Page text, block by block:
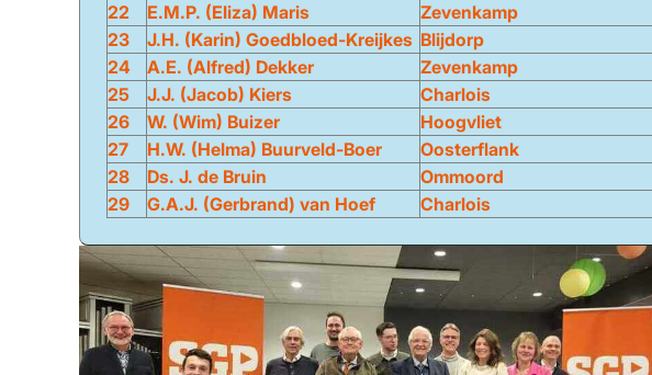
22
E.M.P. (Eliza) Maris
Zevenkamp
23
J.H. (Karin) Goedbloed-Kreijkes Blijdorp
24
A.E. (Alfred) Dekker
Zevenkamp
25
J.J. (Jacob) Kiers
Charlois
26
W. (Wim) Buizer
Hoogvliet
27
H.W. (Helma) Buurveld-Boer
Oosterflank
28
Ds. J. de Bruin
Ommoord
29
G.A.J. (Gerbrand) van Hoef Charlois